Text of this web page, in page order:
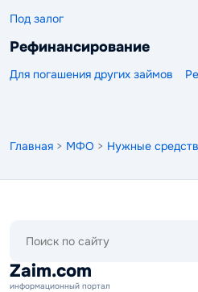
Под залог
Рефинансирование
Для погашения других займов
Главная > МФО > Нужные
сайту
Zaim.com
информационный портал